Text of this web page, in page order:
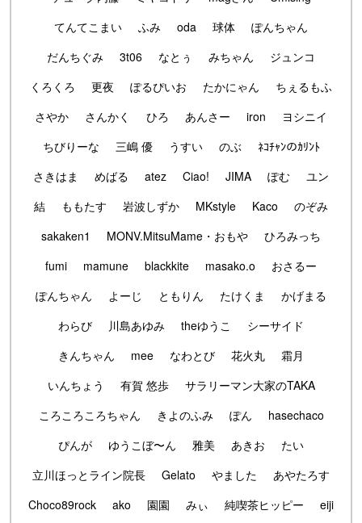
てんてこまい
ふみ oda 球体
ぽんちゃん
だんちぐみ
3t06 なとぅ みちゃん
ジュンコ
くろくろ
更夜 ぽるぴいお たかにゃん
ちぇるもふ
さやか
さんかく ひろ あんさー iron
ヨシニイ
ちびりーな
三嶋 優 うすい のぶ
ﾈｺﾁｬﾝのｶﾘﾝﾄ
さきはま
めばる atez Ciao! JIMA ぽむ
ユン
結
ももたす 岩波しずか MKstyle Kaco
のぞみ
sakaken1
MONV.MitsuMame・おもや
ひろみっち
fumi
mamune blackkite masako.o
おさるー
ぽんちゃん
よーじ ともりん たけくま
かげまる
わらび
川島あゆみ theゆうこ
シーサイド
きんちゃん
mee なわとび 花火丸
霜月
いんちょう
有賀 悠歩
サラリーマン大家のTAKA
ころころころちゃん
きよのふみ ぽん
hasechaco
ぴんが
ゆうこぼ〜ん 雅美 あきお
たい
立川ほっとライン院長
Gelato やました
あやたろす
Choco89rock
ako 園園 みぃ 純喫茶ヒッピー
eiji